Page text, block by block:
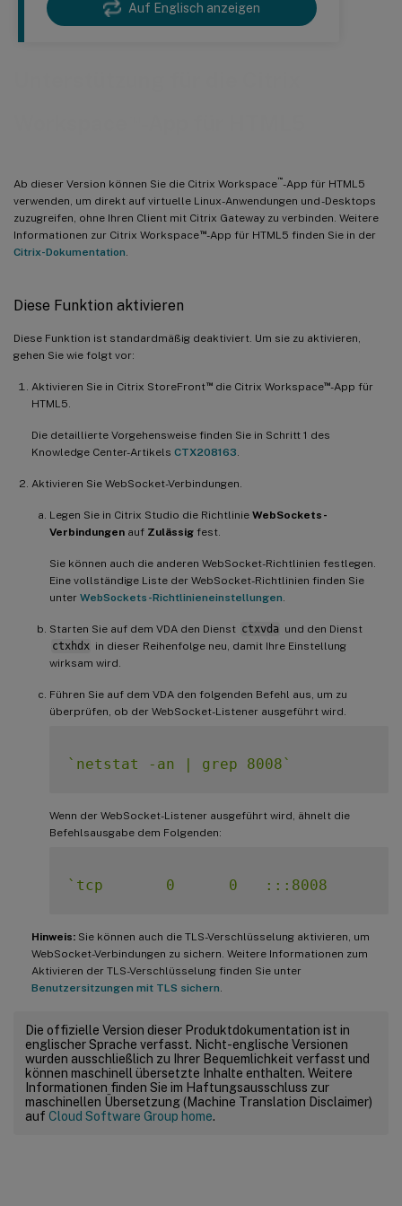
Auf Englisch anzeigen
Ab dieser Version können Sie die Citrix Workspace™-App für HTML5
verwenden, um direkt auf virtuelle Linux-Anwendungen und -Desktops
zuzugreifen, ohne Ihren Client mit Citrix Gateway zu verbinden. Weitere
Informationen zur Citrix Workspace™-App für HTML5 finden Sie in der
Citrix-Dokumentation
Diese Funktion aktivieren
Diese Funktion ist standardmäßig deaktiviert. Um sie zu aktivieren,
gehen Sie wie folgt vor:
Aktivieren Sie in Citrix StoreFront™die Citrix Workspace™-App für
HTML5.
Die detaillierte Vorgehensweise finden Sie in Schritt 1 des
Knowledge Center-Artikels CTX208163
Aktivieren Sie WebSocket-Verbindungen.
Legen Sie in Citrix Studio die Richtlinie WebSockets-
Verbindungen auf Zulässig fest.
Sie können auch die anderen WebSocket-Richtlinien festlegen.
Eine vollständige Liste der WebSocket-Richtlinien finden Sie
unter WebSockets-Richtlinieneinstellungen
Starten Sie auf dem VDA den Dienst ctxvda und den Dienst
ctxhdx in dieser Reihenfolge neu, damit Ihre Einstellung
wirksam wird.
Führen Sie auf dem VDA den folgenden Befehl aus, um zu
überprüfen, ob der WebSocket-Listener ausgeführt wird.
` netstat -an | grep 8008`
Wenn der WebSocket-Listener ausgeführt wird, ähnelt die
Befehlsausgabe dem Folgenden:
` tcp       0      0   :::8008
Hinweis: Sie können auch die TLS-Verschlüsselung aktivieren, um
WebSocket-Verbindungen zu sichern. Weitere Informationen zum
Aktivieren der TLS-Verschlüsselung finden Sie unter
Benutzersitzungen mit TLS sichern
Die offizielle Version dieser Produktdokumentation ist in
englischer Sprache verfasst. Nicht-englische Versionen
wurden ausschließlich zu Ihrer Bequemlichkeit verfasst und
können maschinell übersetzte Inhalte enthalten. Weitere
Informationen finden Sie im Haftungsausschluss zur
maschinellen Übersetzung (Machine Translation Disclaimer)
auf Cloud Software Group home.